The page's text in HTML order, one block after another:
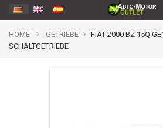
HOME GETRIEBE
FIAT 2000 BZ 15Q
SCHALTGETRIEBE